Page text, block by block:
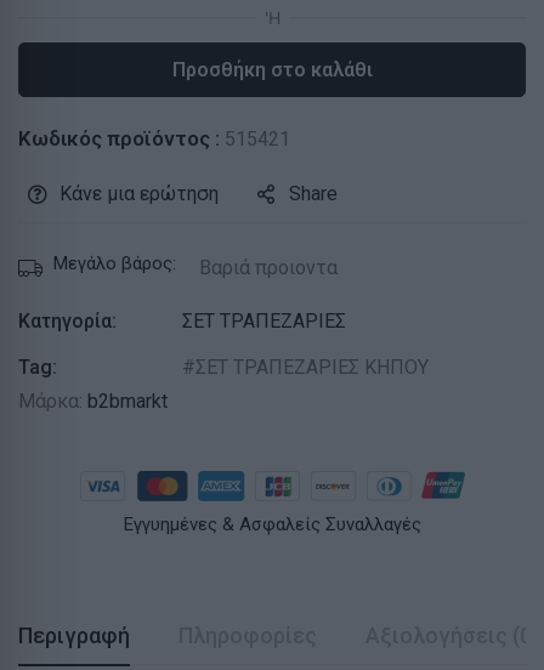
Προσθήκη στο καλάθι
Κωδικός προϊόντος : 515421
Κάνε μια ερώτηση Share
Μεγάλο βάρος: Βαριά προιοντα
Κατηγορία:
ΣΕΤ ΤΡΑΠΕΖΑΡΙΕΣ
Tag:
ΣΕΤ ΤΡΑΠΕΖΑΡΙΕΣ ΚΗΠΟΥ
Μάρκα: b2bmarkt
Εγγυημένες & Ασφαλείς Συναλλαγές
Περιγραφή